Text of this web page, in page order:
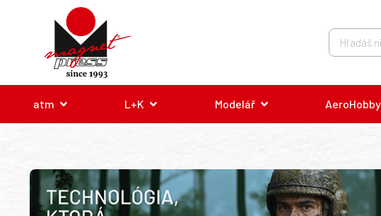
atm L+K Modelář AeroHobby